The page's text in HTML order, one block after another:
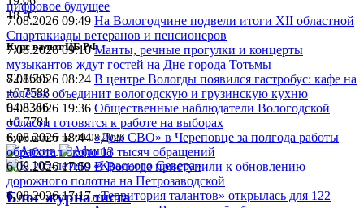
цифровое будущее
7.08.2026 09:49 На Вологодчине подвели итоги XII областной
Спартакиады ветеранов и пенсионеров
7.08.2026 09:10 Манты, речные прогулки и концерты
музыкантов ждут гостей на Дне города Тотьмы
7.08.2026 08:24 В центре Вологды появился гастробус: кафе на
колёсах объединит вологодскую и грузинскую кухню
6.08.2026 19:36 Общественные наблюдатели Вологодской
области готовятся к работе на выборах
6.08.2026 18:44 «Дом СВО» в Череповце за полгода работы
обработал около 13 тысяч обращений
6.08.2026 17:59 В Вологде приступили к обновлению
дорожного полотна на Петрозаводской
6.08.2026 17:17 «Территория талантов» открылась для 122
18 °C
Курс валют ЦБ РФ
82.1665
+0.7588
94.8366
+0.7781
Курс валют на 09.08.2026
Блог журналиста